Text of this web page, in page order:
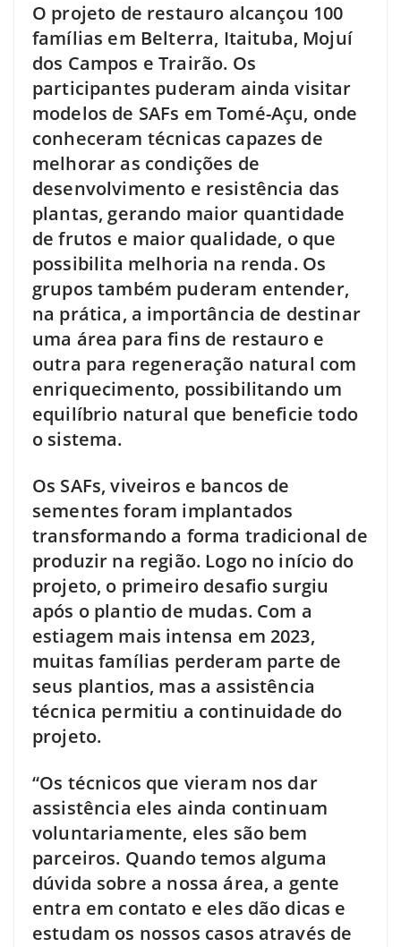
O projeto de restauro alcançou 100
famílias em Belterra, Itaituba, Mojuí
dos Campos e Trairão. Os
participantes puderam ainda visitar
modelos de SAFs em Tomé-Açu, onde
conheceram técnicas capazes de
melhorar as condições de
desenvolvimento e resistência das
plantas, gerando maior quantidade
de frutos e maior qualidade, o que
possibilita melhoria na renda. Os
grupos também puderam entender,
na prática, a importância de destinar
uma área para fins de restauro e
outra para regeneração natural com
enriquecimento, possibilitando um
equilíbrio natural que beneficie todo
o sistema.
Os SAFs, viveiros e bancos de
sementes foram implantados
transformando a forma tradicional de
produzir na região. Logo no início do
projeto, o primeiro desafio surgiu
após o plantio de mudas. Com a
estiagem mais intensa em 2023,
muitas famílias perderam parte de
seus plantios, mas a assistência
técnica permitiu a continuidade do
projeto.
“Os técnicos que vieram nos dar
assistência eles ainda continuam
voluntariamente, eles são bem
parceiros. Quando temos alguma
dúvida sobre a nossa área, a gente
entra em contato e eles dão dicas e
estudam os nossos casos através de